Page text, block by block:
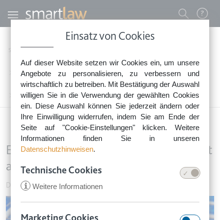
Einsatz von Cookies
Auf dieser Website setzen wir Cookies ein, um unsere
Angebote zu personalisieren, zu verbessern und
wirtschaftlich zu betreiben. Mit Bestätigung der Auswahl
willigen Sie in die Verwendung der gewählten Cookies
ein. Diese Auswahl können Sie jederzeit ändern oder
Ihre Einwilligung widerrufen, indem Sie am Ende der
Seite auf "Cookie-Einstellungen" klicken. Weitere
Informationen finden Sie in unseren
Datenschutzhinweisen.
Technische Cookies
i Weitere Informationen
Direkt zum Inhalt
0800 - 268 4 268 (kostenfrei)
Sie erreichen unser Service-Team:
Montag bis Freitag: 8-18 Uhr
Keine Rechtsberatung.
Benutzermenü
Startseite
Dienstleistung, Handel & Privatverkäufe
EuGH: Roaming zu Inlands-Preisen gilt automatisch
EuGH: Roaming zu Inlands-Preisen gilt
automatisch
Dienstleistung, Handel & Privatverkäufe
Image